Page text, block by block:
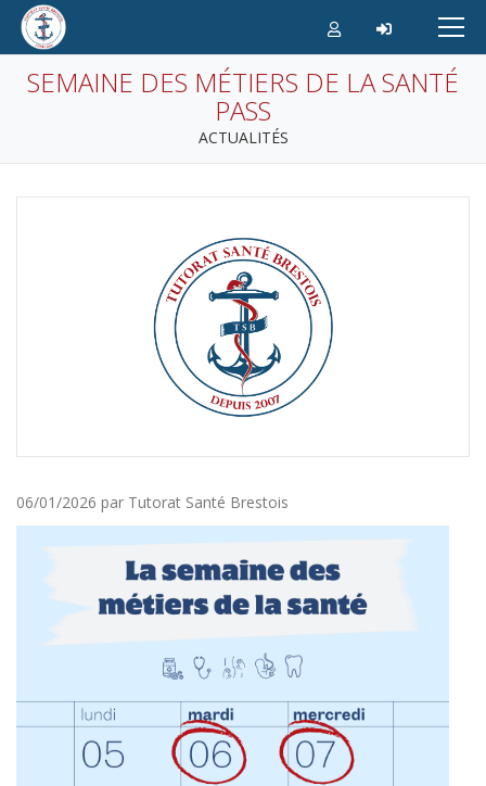
Aller
SEMAINE DES MÉTIERS DE LA SANTÉ
PASS
ACTUALITÉS
Posté
06/01/2026 par Tutorat Santé Brestois